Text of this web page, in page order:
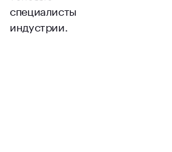
специалисты
индустрии.